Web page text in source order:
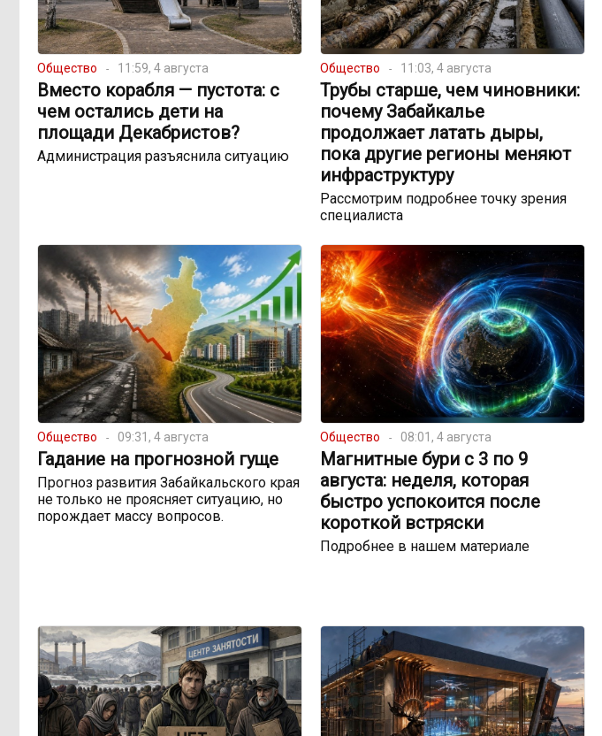
Общество 11:59, 4 августа
Вместо корабля — пустота: с
чем остались дети на
площади Декабристов?
Администрация разъяснила ситуацию
Общество 11:03, 4 августа
Трубы старше, чем чиновники:
почему Забайкалье
продолжает латать дыры,
пока другие регионы меняют
инфраструктуру
Рассмотрим подробнее точку зрения
специалиста
Общество 09:31, 4 августа
Гадание на прогнозной гуще
Прогноз развития Забайкальского края
не только не проясняет ситуацию, но
порождает массу вопросов.
Общество 08:01, 4 августа
Магнитные бури с 3 по 9
августа: неделя, которая
быстро успокоится после
короткой встряски
Подробнее в нашем материале